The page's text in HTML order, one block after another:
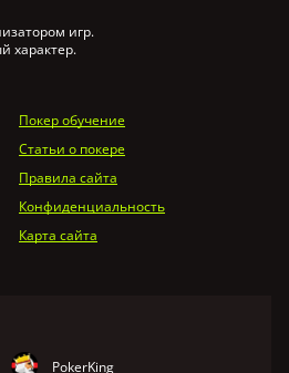
игр.
характер.
Покер обучение
Статьи о покере
Правила сайта
Конфиденциальность
Карта сайта
PokerKing